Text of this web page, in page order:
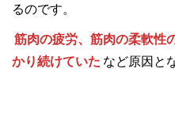
るのです。
筋肉の疲労、筋肉の柔軟性
かり続けていた など原因と